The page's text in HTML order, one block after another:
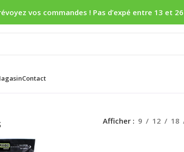
vos commandes ! Pas d’expé entre 13 et
Contact
Afficher 9 12 18